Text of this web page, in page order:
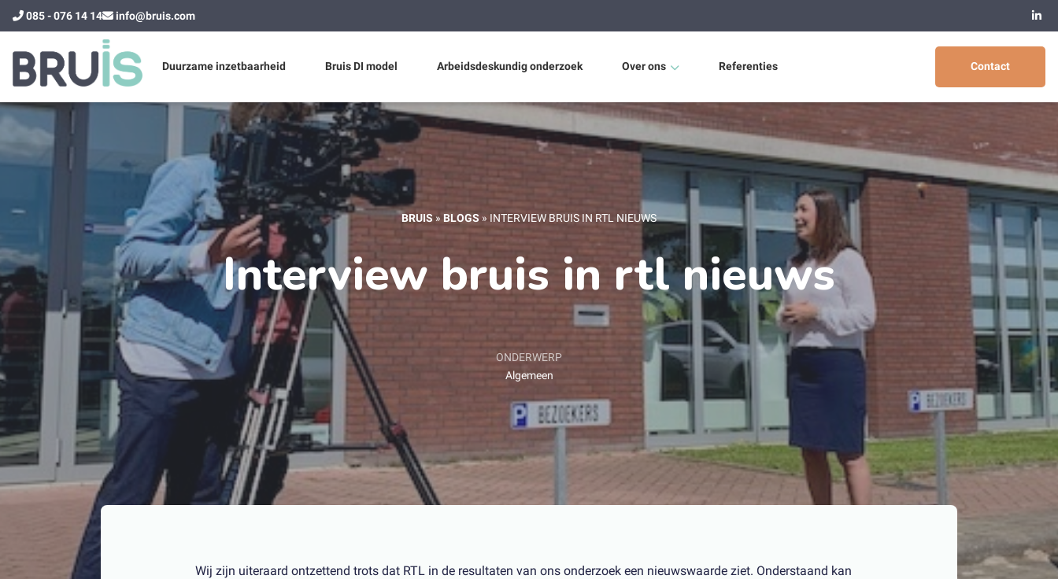
085 - 076 14 14 info@bruis.com
Duurzame inzetbaarheid Bruis DI model Arbeidsdeskundig onderzoek Over ons
Wie zijn wij?
Nieuws
Referenties Contact
BRUIS » BLOGS » INTERVIEW BRUIS IN RTL NIEUWS
Interview bruis in rtl nieuws
ONDERWERP
Algemeen
Wij zijn uiteraard ontzettend trots dat RTL in de resultaten van ons onderzoek een nieuwswaarde ziet. Onderstaand kan